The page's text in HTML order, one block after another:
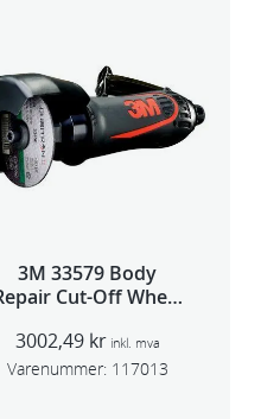
3M 33579 Body
Cut-Off Wheel
3002,49 kr inkl. mva
Varenummer: 117013